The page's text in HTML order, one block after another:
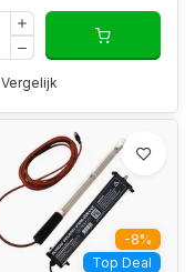
Vergelijk
-8%
Top Deal